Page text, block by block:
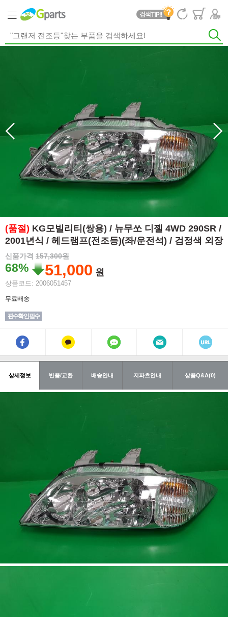
(품절) KG모빌리티(쌍용) / 뉴무쏘 디젤 4WD 290SR /
2001년식 / 헤드램프(전조등)(좌/운전석) / 검정색 외장
신품가격 157,300원
68% 51,000 원
상품코드: 2006051457
무료배송
핀수확인 필수
상세정보 반품/교환 배송안내 지파츠안내 상품Q&A(0)